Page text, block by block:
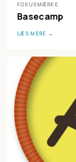
FOKUSMÆRKE
Basecamp
LÆS MERE